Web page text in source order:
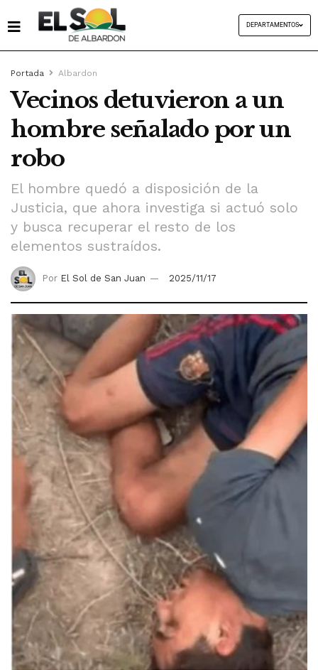
DEPARTAMENTOS
Portada Albardon
Vecinos detuvieron a un
hombre señalado por un
robo
El hombre quedó a disposición de la
Justicia, que ahora investiga si actuó solo
y busca recuperar el resto de los
elementos sustraídos.
Por El Sol de San Juan 2025/11/17